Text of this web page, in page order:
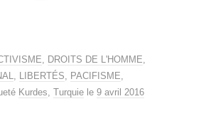
DROITS DE L'HOMME
LIBERTÉS PACIFISME
Kurdes Turquie le 9 avril 2016